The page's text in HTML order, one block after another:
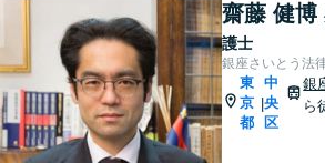
齋藤 健博
護士
銀座さいとう法
東
京
都
|
中
央
区
銀
ら